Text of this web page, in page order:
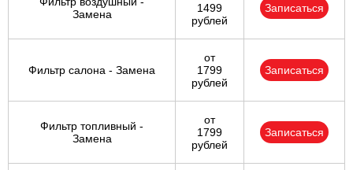
Замена
1499
рублей
Записаться
Фильтр салона - Замена
от
1799
рублей
Записаться
Фильтр топливный -
Замена
от
1799
рублей
Записаться